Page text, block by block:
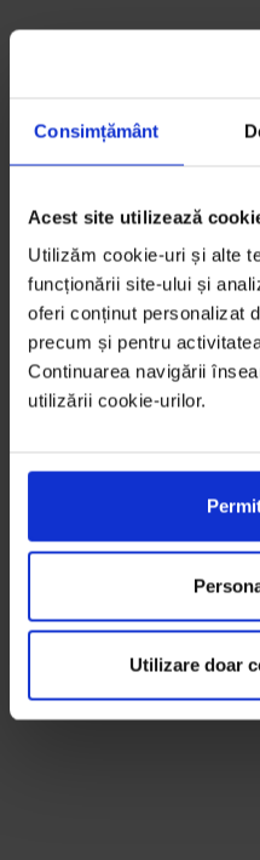
Consimțământ
Acest site utilizează
Utilizăm cookie-uri și alte
funcționării site-ului și
oferi conținut personalizat
precum și pentru
Continuarea navigării
utilizării cookie-urilor.
Utilizare doar